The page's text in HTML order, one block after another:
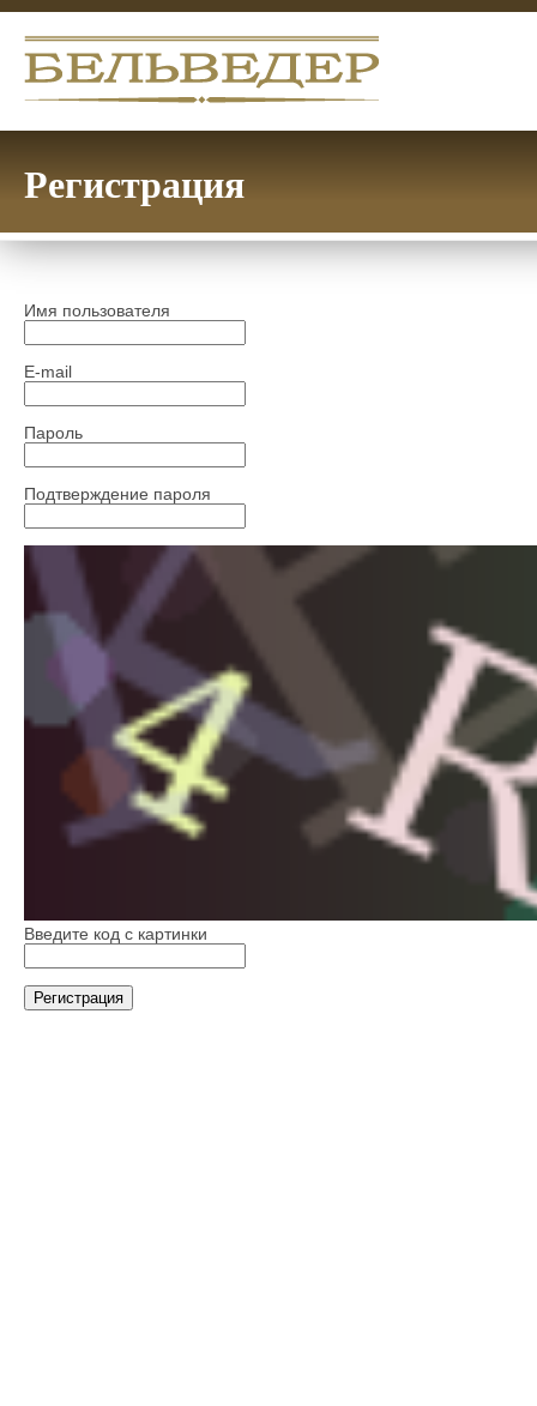
Регистрация
Имя пользователя
E-mail
Пароль
Подтверждение пароля
Введите код с картинки